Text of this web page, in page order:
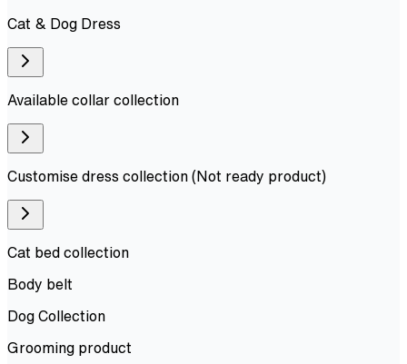
Cat & Dog Dress
Available collar collection
Customise dress collection (Not ready product)
Cat bed collection
Body belt
Dog Collection
Grooming product